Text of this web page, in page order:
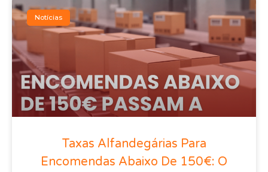
Notícias
Taxas Alfandegárias Para
Encomendas Abaixo De 150€: O